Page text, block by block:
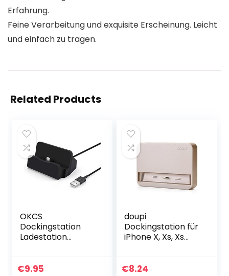
Erfahrung.
Feine Verarbeitung und exquisite Erscheinung. Leicht
und einfach zu tragen.
Related Products
OKCS
Dockingstation
Ladestation
Kabel] Dock für
€9.95
doupi
Dockingstation für
iPhone X, Xs, Xs
Plus, 5 5C 5S SE,
€8.24